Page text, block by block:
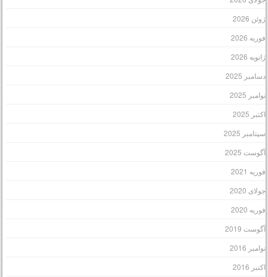
2026
2026
2026
2025
2025
2025
2025
2025
2021
2020
2020
2019
2016
2016